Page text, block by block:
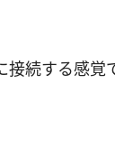
接続する感